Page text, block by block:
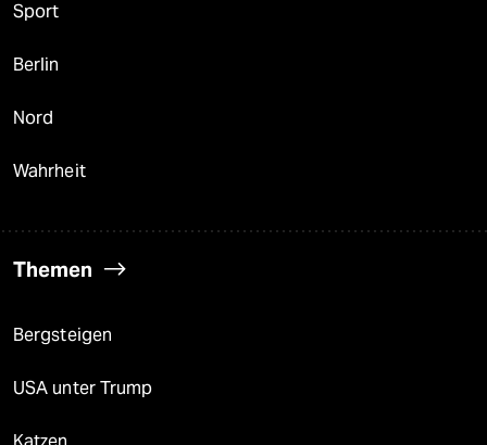
Sport
Berlin
Nord
Wahrheit
Themen
Bergsteigen
USA unter Trump